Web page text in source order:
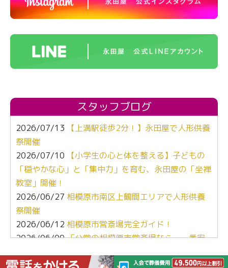
スタッフブログ
2026/07/13
【上溝駅徒歩2分！】永田屋で人形供養
祭開催
2026/07/10
【小学生の心と体を整える】子どもの
「穏やかな心」と「集中力」を育む、永田屋の「坐禅
教室」開催！
2026/06/27 相模原市南区上鶴間エリアで人形供養
祭開催
2026/06/12 相模原市営斎場完全ガイド！
2026/06/09「公営の相模原市営斎場なら、一番安
2026/05/12 【ぶっちゃけ比較】葬儀社選び、キー